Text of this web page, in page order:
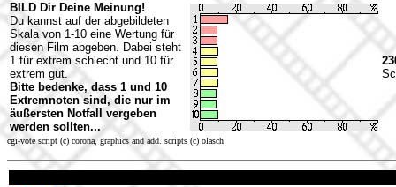
BILD Dir Deine Meinung!
Du kannst auf der abgebildeten
Skala von 1-10 eine Wertung für
diesen Film abgeben. Dabei steht
1 für extrem schlecht und 10 für
extrem gut.
Bitte bedenke, dass 1 und 10
Extremnoten sind, die nur im
äußersten Notfall vergeben
werden sollten...
cgi-vote script (c) corona, graphics and add. scripts (c) olasch